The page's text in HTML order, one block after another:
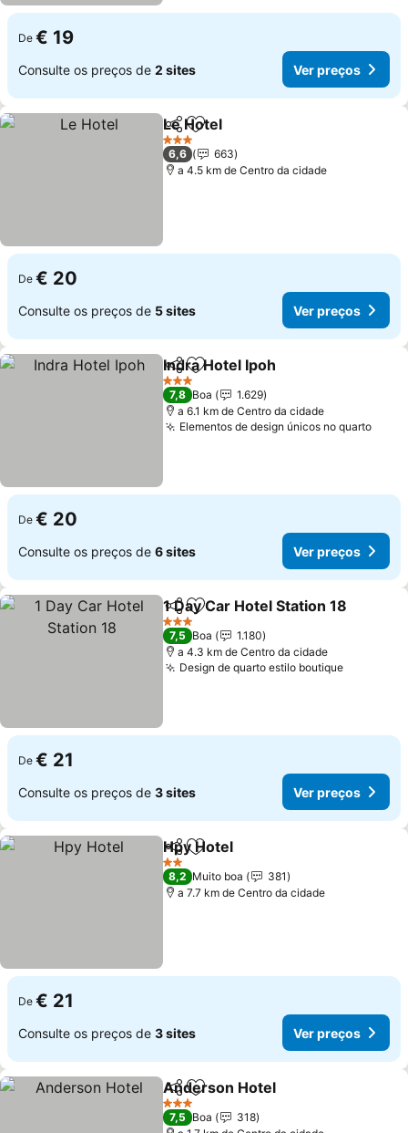
De € 19
Consulte os preços de 2 sites Ver preços
PartilharAdicionar aos favoritos
Le Hotel
3 Estrelas
6,6
663
a 4.5 km de Centro da cidade
De € 20
Consulte os preços de 5 sites Ver preços
PartilharAdicionar aos favoritos
Indra Hotel Ipoh
3 Estrelas
7,8 Boa
1.629
a 6.1 km de Centro da cidade
Elementos de design únicos no quarto
De € 20
Consulte os preços de 6 sites Ver preços
PartilharAdicionar aos favoritos
1 Day Car Hotel Station 18
3 Estrelas
7,5 Boa
1.180
a 4.3 km de Centro da cidade
Design de quarto estilo boutique
De € 21
Consulte os preços de 3 sites Ver preços
PartilharAdicionar aos favoritos
Hpy Hotel
2 Estrelas
8,2 Muito boa
381
a 7.7 km de Centro da cidade
De € 21
Consulte os preços de 3 sites Ver preços
PartilharAdicionar aos favoritos
Anderson Hotel
3 Estrelas
7,5 Boa
318